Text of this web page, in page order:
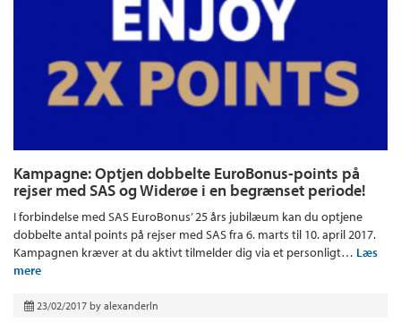
Kampagne: Optjen dobbelte EuroBonus-points på
rejser med SAS og Widerøe i en begrænset periode!
I forbindelse med SAS EuroBonus’ 25 års jubilæum kan du optjene
dobbelte antal points på rejser med SAS fra 6. marts til 10. april 2017.
Kampagnen kræver at du aktivt tilmelder dig via et personligt… Læs
mere
23/02/2017 by alexanderln